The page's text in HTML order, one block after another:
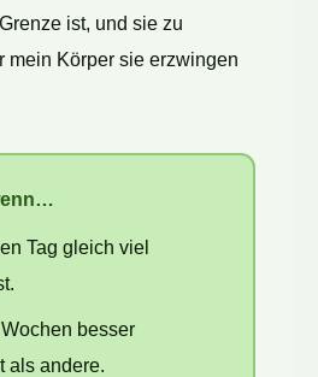
ist, und sie zu
mein Körper sie erzwingen
Tag gleich viel
besser
als andere.